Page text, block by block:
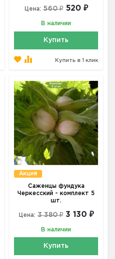
Цена: 560 ₽ 520 ₽
В наличии
Купить
Купить в 1 клик
Акция
Саженцы фундука
Черкесский - комплект 5
шт.
Цена: 3 380 ₽ 3 130 ₽
В наличии
Купить